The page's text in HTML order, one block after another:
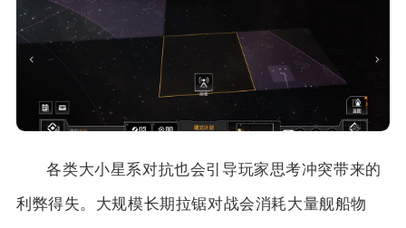
各类大小星系对抗也会引导玩家思考冲突带来的
利弊得失。大规模长期拉锯对战会消耗大量舰船物